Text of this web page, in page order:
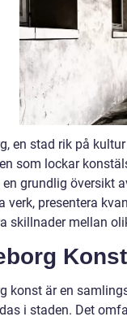
en stad rik på
som lockar
grundlig översikt
verk, presentera
skillnader mellan
konst är en
i staden. Det